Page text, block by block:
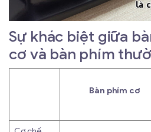
Sự khác biệt giữa
cơ và bàn phím
Bàn phím cơ